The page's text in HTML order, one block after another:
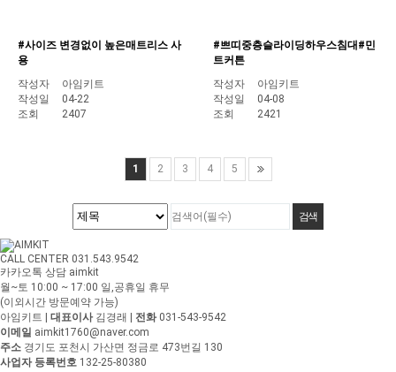
#사이즈 변경없이 높은매트리스 사
용
작성자
아임키트
작성일
04-22
조회
2407
#쁘띠중층슬라이딩하우스침대#민
트커튼
작성자
아임키트
작성일
04-08
조회
2421
1 2 3 4 5
CALL CENTER 031.543.9542
카카오톡 상담 aimkit
월~토 10:00 ~ 17:00 일,공휴일 휴무
(이외시간 방문예약 가능)
아임키트
대표이사김경래 전화031-543-9542
이메일 aimkit1760@naver.com
주소 경기도 포천시 가산면 정금로 473번길 130
사업자 등록번호 132-25-80380